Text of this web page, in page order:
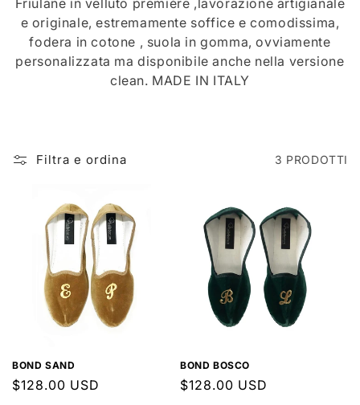
L
L
E
O
E
:
e originale, estremamente soffice e comodissima,
fodera in cotone , suola in gomma, ovviamente
personalizzata ma disponibile anche nella versione
clean. MADE IN ITALY
Filtra e ordina 3 PRODOTTI
BOND SAND
Prezzo
$128.00 USD
BOND BOSCO
Prezzo
$128.00 USD